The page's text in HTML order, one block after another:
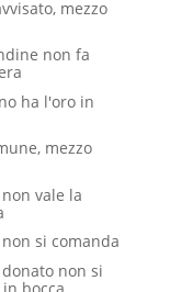
mezzo
non fa
ha l'oro in
mezzo
vale la
si comanda
non si